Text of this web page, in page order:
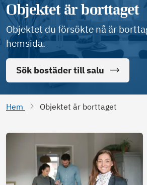
Objektet är borttaget
Objektet du försökte nå är
hemsida.
Sök bostäder till salu
Hem Objektet är borttaget